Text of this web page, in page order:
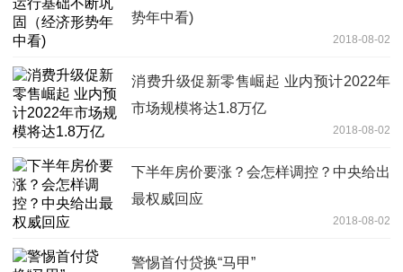
势年中看)
2018-08-02
消费升级促新零售崛起 业内预计2022年
市场规模将达1.8万亿
2018-08-02
下半年房价要涨？会怎样调控？中央给出
最权威回应
2018-08-02
警惕首付贷换“马甲”